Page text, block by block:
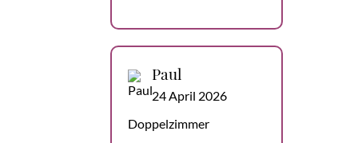
Paul
24 April 2026
Doppelzimmer